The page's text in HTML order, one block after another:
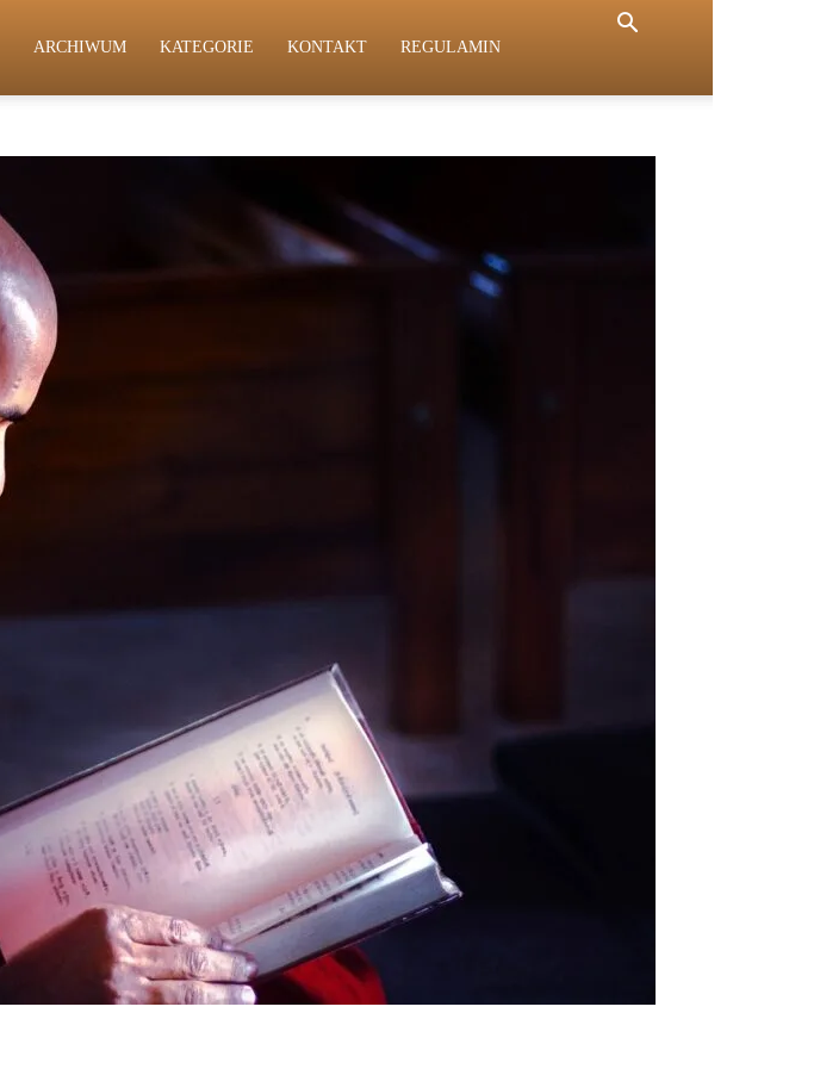
ARCHIWUM KATEGORIE KONTAKT REGULAMIN